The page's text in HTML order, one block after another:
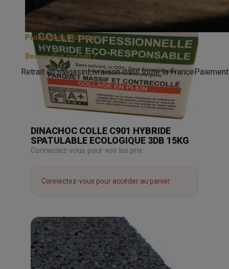
Promotions Découvrir
Besoin d'un conseil ?
Retrait en magasin Livraison dans toute la France
DINACHOC COLLE C901 HYBRIDE
SPATULABLE ECOLOGIQUE 3DB 15KG
Connectez-vous pour voir les prix.
Connectez-vous pour accéder au panier.